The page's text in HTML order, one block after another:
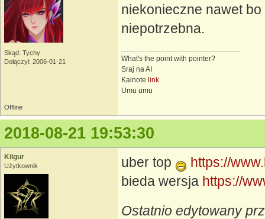
Skąd: Tychy
Dołączył: 2006-01-21
niekonieczne nawet
niepotrzebna.
What's the point with pointer?
Sraj na AI
Kainote link
Umu umu
Offline
2018-08-21 19:53:30
Kilgur
Użytkownik uber top
https://
bieda wersja https://
Ostatnio edytowany